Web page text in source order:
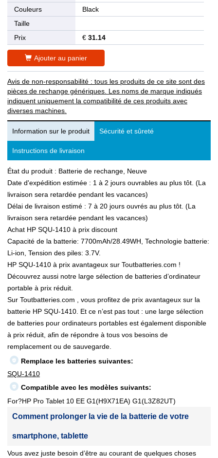
Couleurs
Black
Taille
Prix
€ 31.14
Ajouter au panier
Avis de non-responsabilité : tous les produits de ce site sont des
pièces de rechange génériques. Les noms de marque indiqués
indiquent uniquement la compatibilité de ces produits avec
diverses machines.
Information sur le produit Sécurité et sûreté
Instructions de livraison
État du produit : Batterie de rechange, Neuve
Date d'expédition estimée : 1 à 2 jours ouvrables au plus tôt. (La
livraison sera retardée pendant les vacances)
Délai de livraison estimé : 7 à 20 jours ouvrés au plus tôt. (La
livraison sera retardée pendant les vacances)
Achat HP SQU-1410 à prix discount
Capacité de la batterie: 7700mAh/28.49WH, Technologie batterie:
Li-ion, Tension des piles: 3.7V.
HP SQU-1410 à prix avantageux sur Toutbatteries.com !
Découvrez aussi notre large sélection de batteries d’ordinateur
portable à prix réduit.
Sur Toutbatteries.com , vous profitez de prix avantageux sur la
batterie HP SQU-1410. Et ce n’est pas tout : une large sélection
de batteries pour ordinateurs portables est également disponible
à prix réduit, afin de répondre à tous vos besoins de
remplacement ou de sauvegarde.
Remplace les batteries suivantes:
SQU-1410
Compatible avec les modèles suivants:
For?HP Pro Tablet 10 EE G1(H9X71EA) G1(L3Z82UT)
Comment prolonger la vie de la batterie de votre
smartphone, tablette
Vous avez juste besoin d’être au courant de quelques choses